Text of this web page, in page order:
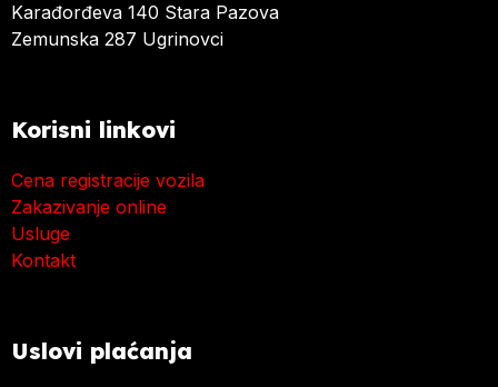
Karađorđeva 140 Stara Pazova
Zemunska 287 Ugrinovci
Korisni linkovi
Cena registracije vozila
Zakazivanje online
Usluge
Kontakt
Uslovi plaćanja